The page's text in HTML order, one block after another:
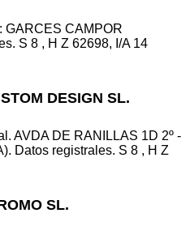
GARCES CAMPOR
S 8 , H Z 62698, I/A 14
DESIGN SL.
AVDA DE RANILLAS 1D 2º -
Datos registrales. S 8 , H Z
SL.